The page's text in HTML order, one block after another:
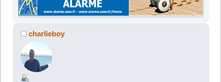
charlieboy